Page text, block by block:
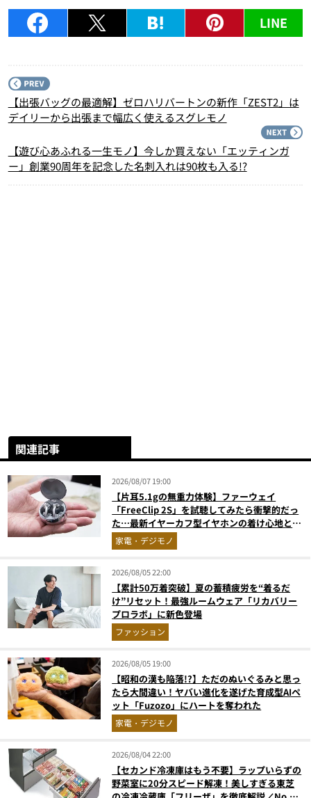
LINE
【出張バッグの最適解】ゼロハリバートンの新作「ZEST2」は
デイリーから出張まで幅広く使えるスグレモノ
【遊び心あふれる一生モノ】今しか買えない「エッティンガ
ー」創業90周年を記念した名刺入れは90枚も入る!?
関連記事
2026/08/07 19:00
【片耳5.1gの無重力体験】ファーウェイ
「FreeClip 2S」を試聴してみたら衝撃的だっ
た…最新イヤーカフ型イヤホンの着け心地とAI
技術に感動
家電・デジモノ
2026/08/05 22:00
【累計50万着突破】夏の蓄積疲労を“着るだ
け”リセット！最強ルームウェア「リカバリー
プロラボ」に新色登場
ファッション
2026/08/05 19:00
【昭和の漢も陥落!?】ただのぬいぐるみと思っ
たら大間違い！ヤバい進化を遂げた育成型AIペ
ット「Fuzozo」にハートを奪われた
家電・デジモノ
2026/08/04 22:00
【セカンド冷凍庫はもう不要】ラップいらずの
野菜室に20分スピード解凍！美しすぎる東芝